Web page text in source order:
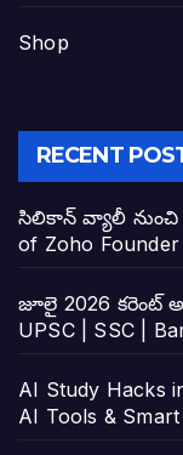
Shop
RECENT
సిలికాన్ వ్యాలీ నుంచి
of Zoho
జూలై 2026 కరెంట్
UPSC | SSC |
AI Study Hacks
AI Tools &